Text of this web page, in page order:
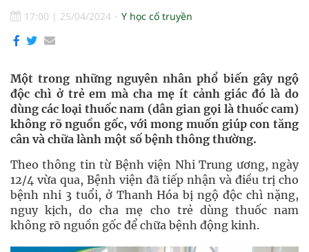
17:00 | 25/04/2024 Y học cổ truyền
Một trong những nguyên nhân phổ biến gây ngộ
độc chì ở trẻ em mà cha mẹ ít cảnh giác đó là do
dùng các loại thuốc nam (dân gian gọi là thuốc cam)
không rõ nguồn gốc, với mong muốn giúp con tăng
cân và chữa lành một số bệnh thông thường.
Theo thông tin từ Bệnh viện Nhi Trung ương, ngày
12/4 vừa qua, Bệnh viện đã tiếp nhận và điều trị cho
bệnh nhi 3 tuổi, ở Thanh Hóa bị ngộ độc chì nặng,
nguy kịch, do cha mẹ cho trẻ dùng thuốc nam
không rõ nguồn gốc để chữa bệnh động kinh.